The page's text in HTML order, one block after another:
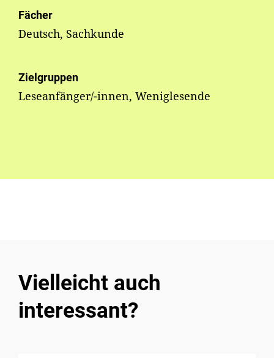
Fächer
Deutsch, Sachkunde
Zielgruppen
Leseanfänger/-innen, Weniglesende
Vielleicht auch
interessant?